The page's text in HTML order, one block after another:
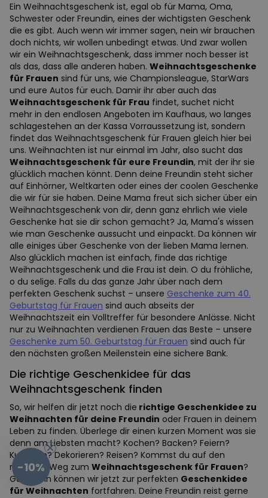
Ein Weihnachtsgeschenk ist, egal ob für Mama, Oma,
Schwester oder Freundin, eines der wichtigsten Geschenk
die es gibt. Auch wenn wir immer sagen, nein wir brauchen
doch nichts, wir wollen unbedingt etwas. Und zwar wollen
wir ein Weihnachtsgeschenk, dass immer noch besser ist
als das, dass alle anderen haben. Weihnachtsgeschenke
für Frauen sind für uns, wie Championsleague, StarWars
und eure Autos für euch. Damir ihr aber auch das
Weihnachtsgeschenk für Frau findet, suchet nicht
mehr in den endlosen Angeboten im Kaufhaus, wo langes
schlagestehen an der Kassa Vorraussetzung ist, sondern
findet das Weihnachtsgeschenk für Frauen gleich hier bei
uns. Weihnachten ist nur einmal im Jahr, also sucht das
Weihnachtsgeschenk für eure Freundin, mit der ihr sie
glücklich machen könnt. Denn deine Freundin steht sicher
auf Einhörner, Weltkarten oder eines der coolen Geschenke
die wir für sie haben. Deine Mama freut sich sicher über ein
Weihnachtsgeschenk von dir, denn ganz ehrlich wie viele
Geschenke hat sie dir schon gemacht? Ja, Mama's wissen
wie man Geschenke aussucht und einpackt. Da können wir
alle einiges über Geschenke von der lieben Mama lernen.
Also glücklich machen ist einfach, finde das richtige
Weihnachtsgeschenk und die Frau ist dein. O du fröhliche,
o du selige. Falls du das ganze Jahr über nach dem
perfekten Geschenk suchst – unsere Geschenke zum 40.
Geburtstag für Frauen sind auch abseits der
Weihnachtszeit ein Volltreffer für besondere Anlässe. Nicht
nur zu Weihnachten verdienen Frauen das Beste – unsere
Geschenke zum 50. Geburtstag für Frauen sind auch für
den nächsten großen Meilenstein eine sichere Bank.
Die richtige Geschenkidee für das
Weihnachtsgeschenk finden
So, wir helfen dir jetzt noch die richtige Geschenkidee zu
Weihnachten für deine Freundin oder Frauen in deinem
Leben zu finden. Überlege dir einen kurzen Moment was sie
denn am Liebsten macht? Kochen? Backen? Feiern?
Kuscheln? Dekorieren? Reisen? Kommst du auf den
richtigen Weg zum Weihnachtsgeschenk für Frauen?
Gut. Dann können wir jetzt zur perfekten Geschenkidee
für Weihnachten fortfahren. Deine Freundin reist gerne
-10%